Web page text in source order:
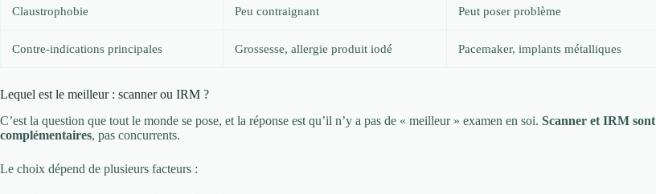
Claustrophobie Peu contraignant Peut poser problème
Contre-indications principales Grossesse, allergie produit iodé Pacemaker, implants métalliques
Lequel est le meilleur : scanner ou IRM ?
C’est la question que tout le monde se pose, et la réponse est qu’il n’y a pas de « meilleur » examen en soi. Scanner et IRM sont
complémentaires, pas concurrents.
Le choix dépend de plusieurs facteurs :